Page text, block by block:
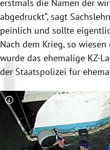
erstmals die Namen der
abgedruckt“, sagt
peinlich und sollte
Nach dem Krieg, so
wurde das ehemalige KZ-
der Staatspolizei für
Copyright-Hinweis